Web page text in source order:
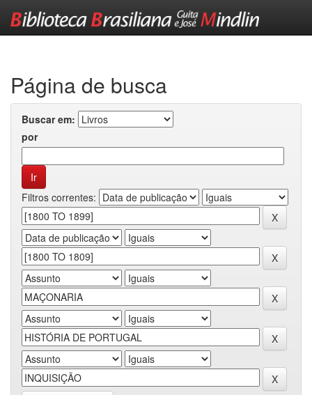
Página de busca
Buscar em:
por
Filtros correntes: